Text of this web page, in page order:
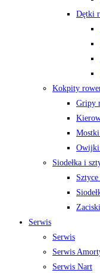
Dętki
Kokpity
Gripy
Owijki
Siodełka i
Serwis
Serwis
Serwis
Serwis Nart